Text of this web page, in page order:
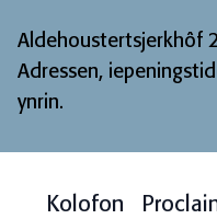
Aldehoustertsjerkhôf
Adressen,
ynrin.
Kolofon